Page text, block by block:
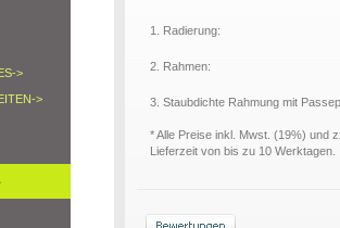
>
>
1. Radierung:
2. Rahmen:
3. Staubdichte Rahmung mit
* Alle Preise inkl. Mwst. (19%) und
Lieferzeit von bis zu 10 Werktagen.